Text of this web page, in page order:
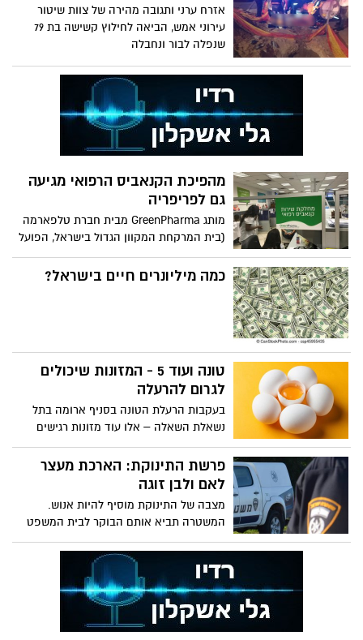
אזרח ערני ותגובה מהירה של צוות שיטור
עירוני אמש, הביאה לחילוץ קשישה בת 79
שנפלה לבור ונחבלה
מהפיכת הקנאביס הרפואי מגיעה
גם לפריפריה
מותג GreenPharma מבית חברת טלפארמה
(בית המרקחת המקוון הגדול בישראל, הפועל
יותר מ 20 שנים), מביא בשורה ייחודית
למטופלי הקנאביס הרפואי בישראל ובמיוחד
כמה מיליונרים חיים בישראל?
טונה ועוד 5 - המזונות שיכולים
לגרום להרעלה
בעקבות הרעלת הטונה בסניף ארומה בתל
נשאלת השאלה – אלו עוד מזונות רגישים
מאוד לתנאים סביבתיים ועשויים להיות
מקולקלים? 5 מזונות שנמצאים בסיכון גבוה
להיווצרות הרעלת מזון כאשר תנאי
ההכנה/אחסון/שימור שלהם אינם תקינים.
פרשת התינוקת: הארכת מעצר
לאם ולבן זוגה
מצבה של התינוקת מוסיף להיות אנוש.
המשטרה תביא אותם הבוקר לבית המשפט
השלום באשקלון